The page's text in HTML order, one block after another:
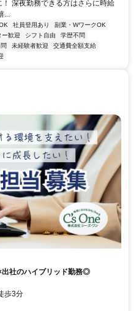
深夜勤務できる方はさらに時給
...
社員登用あり
副業・WワークOK
ー歓迎 シフト自由
学歴不問
未経験者歓迎
交通費全額支給
出社のハイブリッド勤務◎
歩3分